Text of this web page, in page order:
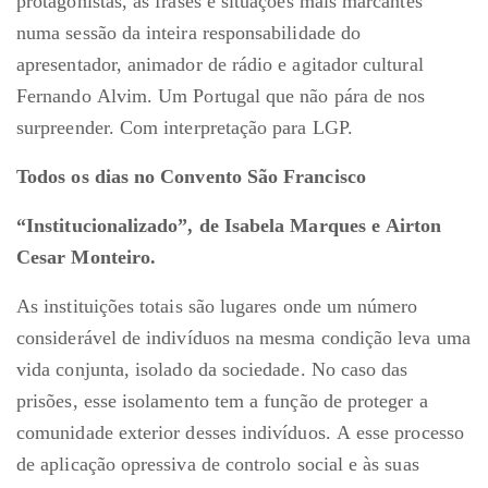
numa sessão da inteira responsabilidade do
apresentador, animador de rádio e agitador cultural
Fernando Alvim. Um Portugal que não pára de nos
surpreender. Com interpretação para LGP.
Todos os dias no Convento São Francisco
“Institucionalizado”, de Isabela Marques e Airton
Cesar Monteiro.
As instituições totais são lugares onde um número
considerável de indivíduos na mesma condição leva uma
vida conjunta, isolado da sociedade. No caso das
prisões, esse isolamento tem a função de proteger a
comunidade exterior desses indivíduos. A esse processo
de aplicação opressiva de controlo social e às suas